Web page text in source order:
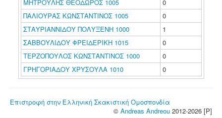
ΜΗΤΡΟΥΛΗΣ ΘΕΟΔΩΡΟΣ 1005
0
ΠΑΛΙΟΥΡΑΣ ΚΩΝΣΤΑΝΤΙΝΟΣ 1005
0
ΣΤΑΥΡΙΑΝΝΙΔΟΥ ΠΟΛΥΞΕΝΗ 1000
1
ΣΑΒΒΟΥΛΙΔΟΥ ΦΡΕΙΔΕΡΙΚΗ 1015
0
ΤΕΡΖΟΠΟΥΛΟΣ ΚΩΝΣΤΑΝΤΙΝΟΣ 1000
0
ΓΡΗΓΟΡΙΑΔΟΥ ΧΡΥΣΟΥΛΑ 1010
0
Επιστροφή στην Ελληνική Σκακιστική Ομοσπονδία
© Andreas Andreou 2012-2026 [P]